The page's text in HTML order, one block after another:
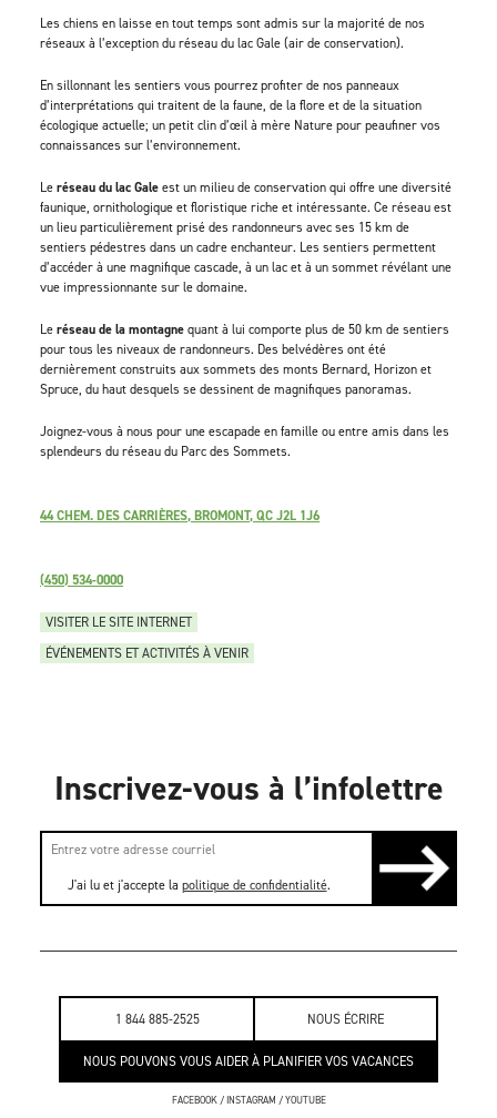
1 844 885-2525 NOUS ÉCRIRE
NOUS POUVONS VOUS AIDER À PLANIFIER VOS VACANCES
FACEBOOK/INSTAGRAM /YOUTUBE
44 CHEM. DES CARRIÈRES, BROMONT, QC J2L 1J6
(450) 534-0000
VISITER LE SITE INTERNET
ÉVÉNEMENTS ET ACTIVITÉS À VENIR
Les chiens en laisse en tout temps sont admis sur la majorité de nos
réseaux à l’exception du réseau du lac Gale (air de conservation).
En sillonnant les sentiers vous pourrez profiter de nos panneaux
d’interprétations qui traitent de la faune, de la flore et de la situation
écologique actuelle; un petit clin d’œil à mère Nature pour peaufiner vos
connaissances sur l’environnement.
Leréseau du lac Galeest un milieu de conservation qui offre une diversité
faunique, ornithologique et floristique riche et intéressante. Ce réseau est
un lieu particulièrement prisé des randonneurs avec ses 15 km de
sentiers pédestres dans un cadre enchanteur. Les sentiers permettent
d’accéder à une magnifique cascade, à un lac et à un sommet révélant une
vue impressionnante sur le domaine.
Leréseau de la montagnequant à lui comporte plus de 50 km de sentiers
pour tous les niveaux de randonneurs. Des belvédères ont été
dernièrement construits aux sommets des monts Bernard, Horizon et
Spruce, du haut desquels se dessinent de magnifiques panoramas.
Joignez-vous à nous pour une escapade en famille ou entre amis dans les
splendeurs du réseau du Parc des Sommets.
Inscrivez-vous à l’infolettre
J'ai lu et j'accepte la politique de confidentialité.